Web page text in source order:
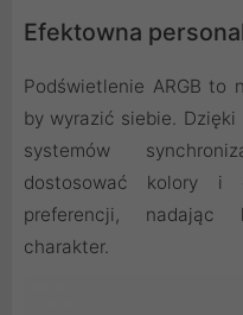
Efektowna
Podświetlenie ARGB
by wyrazić siebie.
systemów
dostosować kolory i
preferencji, nadając
charakter.